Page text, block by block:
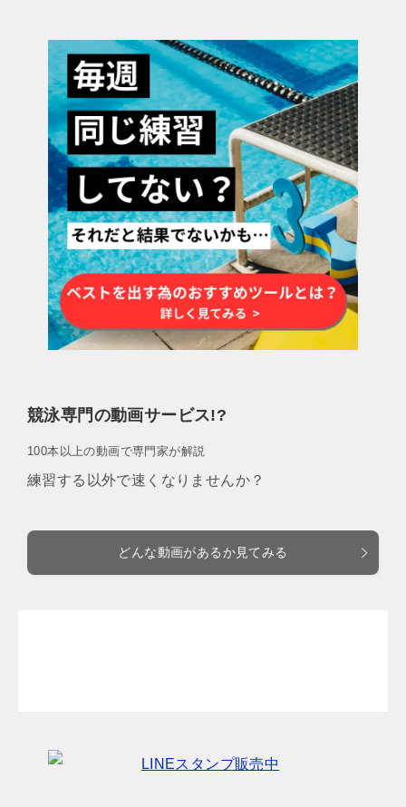
競泳専門の動画サービス!?
100本以上の動画で専門家が解説
練習する以外で速くなりませんか？
どんな動画があるか見てみる